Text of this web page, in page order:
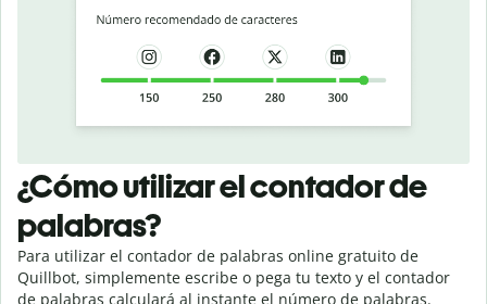
¿Cómo utilizar el contador de
palabras?
Para utilizar el contador de palabras online gratuito de
Quillbot, simplemente escribe o pega tu texto y el contador
de palabras calculará al instante el número de palabras.